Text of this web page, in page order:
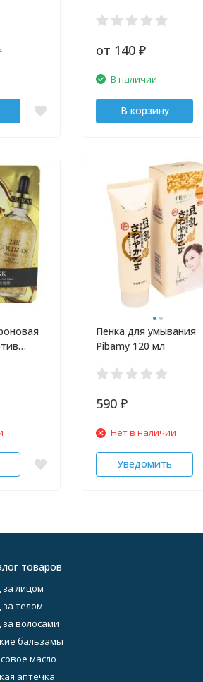
от 140 ₽
В наличии
В корзину
Пенка для умывания
Pibamy 120 мл
590 ₽
Нет в наличии
Уведомить
товаров
за лицом
за телом
за волосами
бальзамы
масло
аптечка